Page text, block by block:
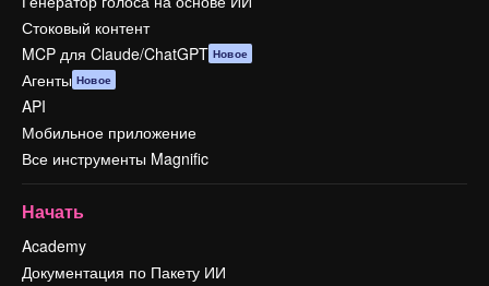
Стоковый контент
MCP для Claude/ChatGPT Новое
Агенты Новое
API
Мобильное приложение
Все инструменты Magnific
Начать
Academy
Документация по Пакету ИИ